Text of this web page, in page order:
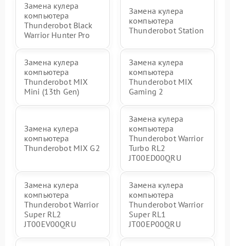
Замена кулера
компьютера
Thunderobot Black
Warrior Hunter Pro
Замена кулера
компьютера
Thunderobot Station
Замена кулера
компьютера
Thunderobot MIX
Mini (13th Gen)
Замена кулера
компьютера
Thunderobot MIX
Gaming 2
Замена кулера
компьютера
Thunderobot MIX G2
Замена кулера
компьютера
Thunderobot Warrior
Turbo RL2
JT00ED00QRU
Замена кулера
компьютера
Thunderobot Warrior
Super RL2
JT00EV00QRU
Замена кулера
компьютера
Thunderobot Warrior
Super RL1
JT00EP00QRU